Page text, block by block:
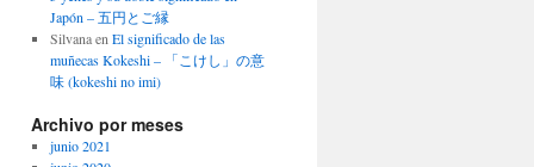
Japón – 五円とご縁
Silvanaen El significado de las
muñecas Kokeshi – 「こけし」の意
味 (kokeshi no imi)
Archivo por meses
junio 2021